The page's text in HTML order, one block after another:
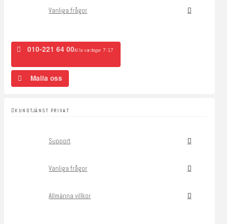
Vanliga frågor
010-221 64 00Alla vardagar 7-17
Maila oss
KUNDTJÄNST PRIVAT
Support
Vanliga frågor
Allmänna villkor